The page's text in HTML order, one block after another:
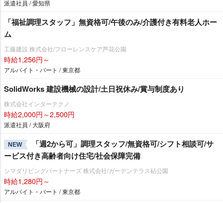
派遣社員 / 愛知県
「福祉調理スタッフ」無資格可/午後のみ/介護付き有料老人ホー
ム
工藤建設 株式会社/フローレンスケア芦花公園
時給1,256円～
アルバイト・パート / 東京都
SolidWorks 建設機械の設計/土日祝休み/賞与制度あり
株式会社インターテクノ
時給2,000円～2,500円
派遣社員 / 大阪府
NEW
「週2から可」調理スタッフ/無資格可/シフト相談可/サ
ービス付き高齢者向け住宅/社会保障完備
シマダリビングパートナーズ 株式会社/ガーデンテラス砧公園
時給1,280円～
アルバイト・パート / 東京都